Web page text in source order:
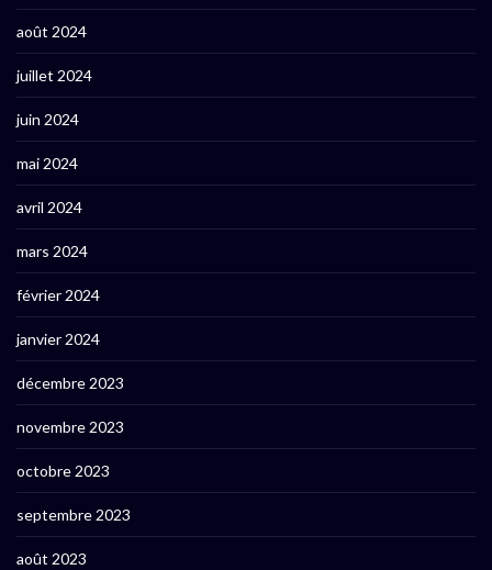
août 2024
juillet 2024
juin 2024
mai 2024
avril 2024
mars 2024
février 2024
janvier 2024
décembre 2023
novembre 2023
octobre 2023
septembre 2023
août 2023